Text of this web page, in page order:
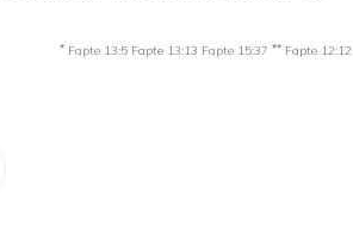
* Fapte 13:5 Fapte 13:13 Fapte 15:37 ** Fapte 12:12